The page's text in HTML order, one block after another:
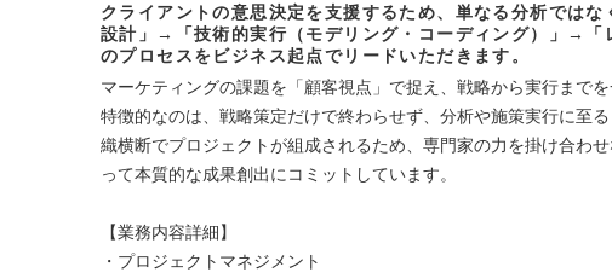
クライアントの意思決定を支援するため、単なる分析では
設計」→「技術的実行（モデリング・コーディング）」→「
のプロセスをビジネス起点でリードいただきます。
マーケティングの課題を「顧客視点」で捉え、戦略から実行までを
特徴的なのは、戦略策定だけで終わらせず、分析や施策実行に至
織横断でプロジェクトが組成されるため、専門家の力を掛け合わ
って本質的な成果創出にコミットしています。
【業務内容詳細】
・プロジェクトマネジメント